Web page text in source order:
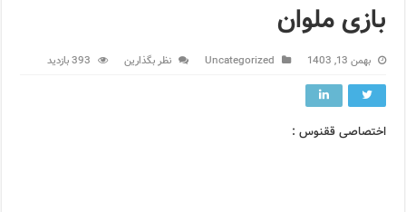
بازی ملوان
بهمن 13, 1403 Uncategorized نظر بگذارین 393 بازدید
اختصاصی ققنوس :